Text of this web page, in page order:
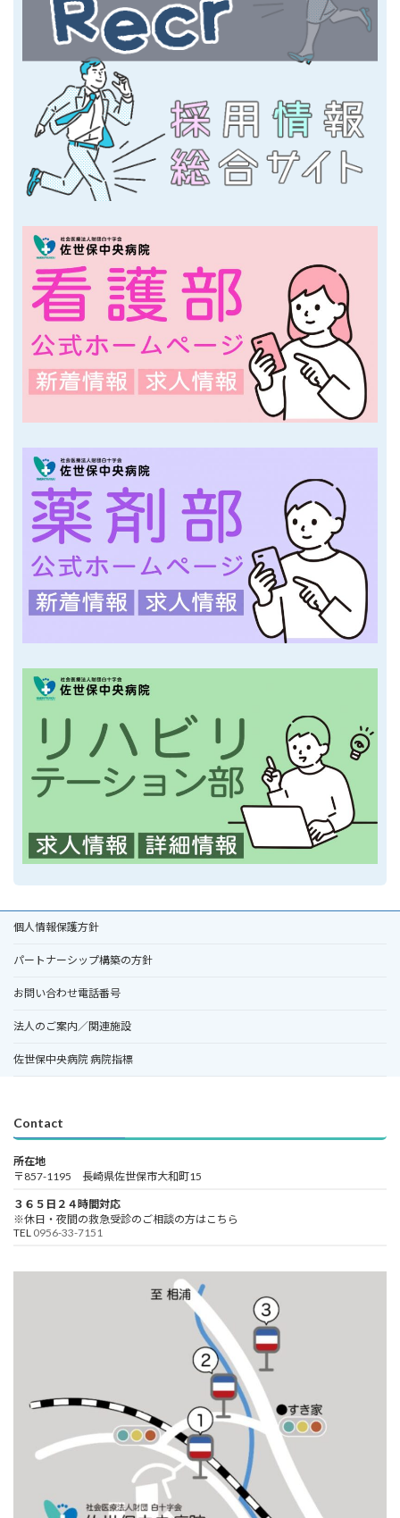
個人情報保護方針
パートナーシップ構築の方針
お問い合わせ電話番号
法人のご案内／関連施設
佐世保中央病院 病院指標
Contact
所在地
〒857-1195 長崎県佐世保市大和町15
３６５日２４時間対応
※休日・夜間の救急受診のご相談の方はこちら
TEL 0956-33-7151